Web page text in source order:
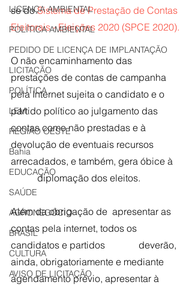
LICENÇA AMBIENTAL
POLÍTICA AMBIENTAL
PEDIDO DE LICENÇA DE IMPLANTAÇÃO
LICITAÇÃO
POLÍTICA
LEM
REGIÃO OESTE
Bahia
EDUCAÇÃO
SAÚDE
AGRONEGÓCIO
BRASIL
CULTURA
AVISO DE LICITAÇÃO
se do Sistema de Prestação de Contas
Eleitorais - Eleições 2020 (SPCE 2020).
O não encaminhamento das
prestações de contas de campanha
pela Internet sujeita o candidato e o
partido político ao julgamento das
contas como não prestadas e à
devolução de eventuais recursos
arrecadados, e também, gera óbice à
           diplomação dos eleitos.
Além da obrigação de  apresentar as
contas pela internet, todos os
candidatos e partidos              deverão,
ainda, obrigatoriamente e mediante
agendamento prévio, apresentar à